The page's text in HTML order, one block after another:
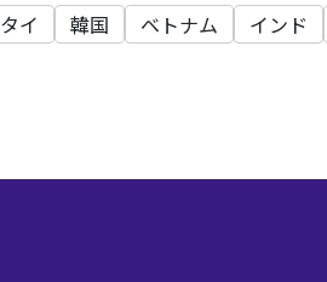
タイ 韓国 ベトナム インド